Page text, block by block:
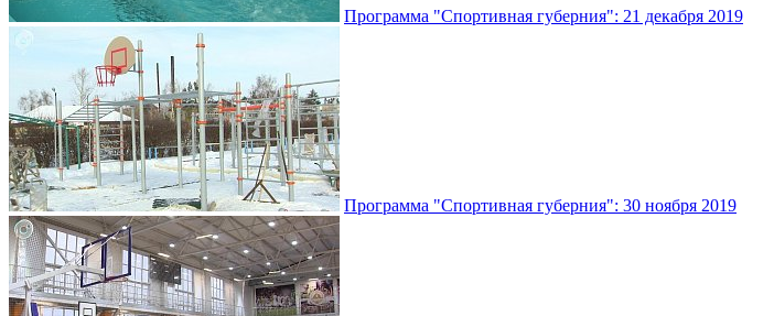
Программа "Спортивная губерния": 21 декабря 2019
Программа "Спортивная губерния": 30 ноября 2019